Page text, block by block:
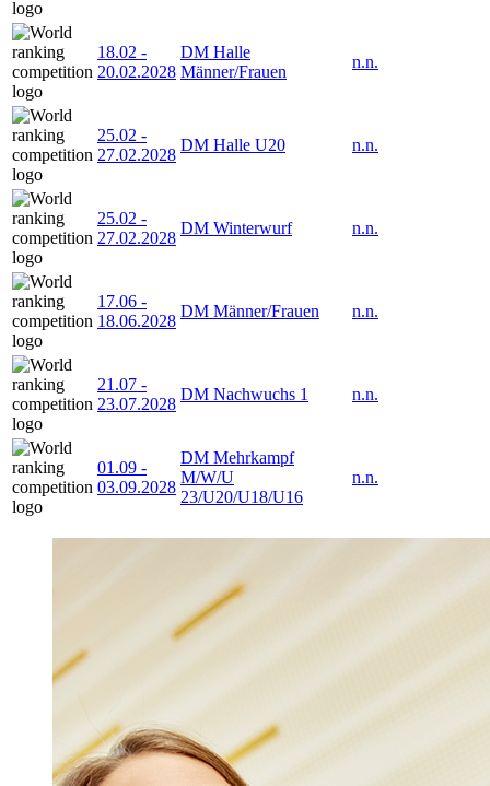
18.02 -
20.02.2028
DM Halle
Männer/Frauen
n.n.
25.02 -
27.02.2028
DM Halle U20 n.n.
25.02 -
27.02.2028
DM Winterwurf n.n.
17.06 -
18.06.2028
DM Männer/Frauen n.n.
21.07 -
23.07.2028
DM Nachwuchs 1 n.n.
01.09 -
03.09.2028
DM Mehrkampf
M/W/U
23/U20/U18/U16
n.n.